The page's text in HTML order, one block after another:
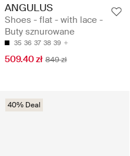
ANGULUS
Shoes - flat - with lace -
Buty sznurowane
35 36 37 38 39
509.40 zł 849 zł
40% Deal